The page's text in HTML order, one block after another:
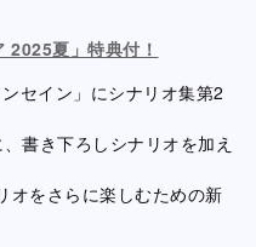
2025夏」特典付！
セイン」にシナリオ集第2
書き下ろしシナリオを加え
オをさらに楽しむための新